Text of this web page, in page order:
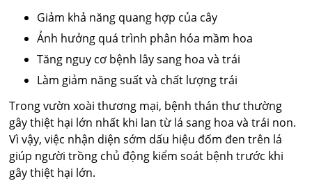
Giảm khả năng quang hợp của cây
Ảnh hưởng quá trình phân hóa mầm hoa
Tăng nguy cơ bệnh lây sang hoa và trái
Làm giảm năng suất và chất lượng trái
Trong vườn xoài thương mại, bệnh thán thư thường
gây thiệt hại lớn nhất khi lan từ lá sang hoa và trái non.
Vì vậy, việc nhận diện sớm dấu hiệu đốm đen trên lá
giúp người trồng chủ động kiểm soát bệnh trước khi
gây thiệt hại lớn.